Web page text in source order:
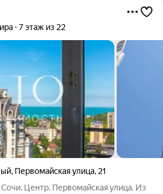
7 этаж из 22
, Первомайская улица, 21
Центр. Первомайская улица. Из